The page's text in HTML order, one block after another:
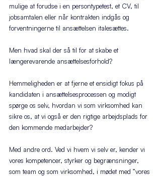
mulige at forudse i en persontypetest, et CV, til
jobsamtalen eller når kontrakten indgås og
forventningerne til ansættelsen italesættes.
Men hvad skal der så til for at skabe et
længerevarende ansættelsesforhold?
Hemmeligheden er at fjerne et ensidigt fokus på
kandidaten i ansættelsesprocessen og modigt
spørge os selv, hvordan vi som virksomhed kan
sikre os, at vi også er den rigtige arbejdsplads for
den kommende medarbejder?
Med andre ord. Ved vi hvem vi selv er, kender vi
vores kompetencer, styrker og begrænsninger,
som team og som virksomhed, i mødet med ”vores